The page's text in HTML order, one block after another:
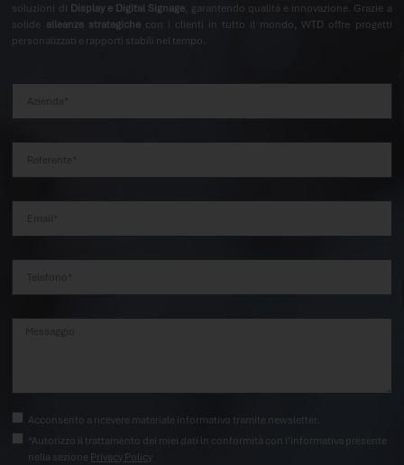
soluzioni di Display e Digital Signage, garantendo qualità e innovazione. Grazie a
solide alleanze strategichecon i clienti in tutto il mondo, WTD offre progetti
personalizzati e rapporti stabili nel tempo.
Acconsento a ricevere materiale informativo tramite newsletter.
*Autorizzo il trattamento dei miei dati in conformità con l’informativa presente
nella sezione Privacy Policy